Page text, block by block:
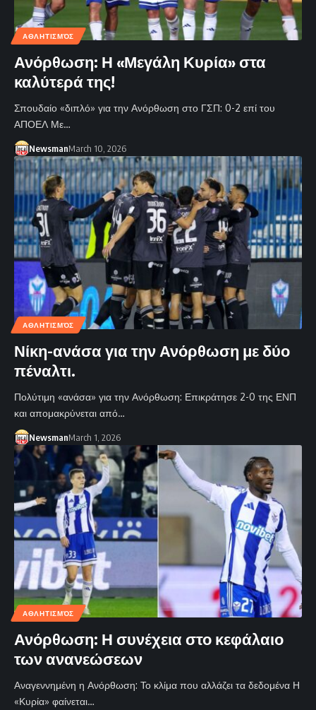
ΑΘΛΗΤΙΣΜΌΣ
Ανόρθωση: Η «Μεγάλη Κυρία» στα
καλύτερά της!
Σπουδαίο «διπλό» για την Ανόρθωση στο ΓΣΠ: 0-2 επί του
ΑΠΟΕΛ Με…
NewsmanMarch 10, 2026
ΑΘΛΗΤΙΣΜΌΣ
Νίκη-ανάσα για την Ανόρθωση με δύο
πέναλτι.
Πολύτιμη «ανάσα» για την Ανόρθωση: Επικράτησε 2-0 της ΕΝΠ
και απομακρύνεται από…
NewsmanMarch 1, 2026
ΑΘΛΗΤΙΣΜΌΣ
Ανόρθωση: Η συνέχεια στο κεφάλαιο
των ανανεώσεων
Αναγεννημένη η Ανόρθωση: Το κλίμα που αλλάζει τα δεδομένα Η
«Κυρία» φαίνεται…